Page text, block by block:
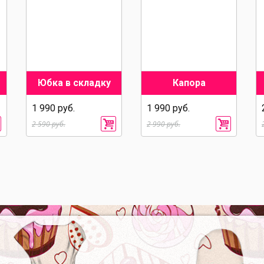
Юбка в складку
1 990 руб.
2 590 руб.
Капора
1 990 руб.
2 990 руб.